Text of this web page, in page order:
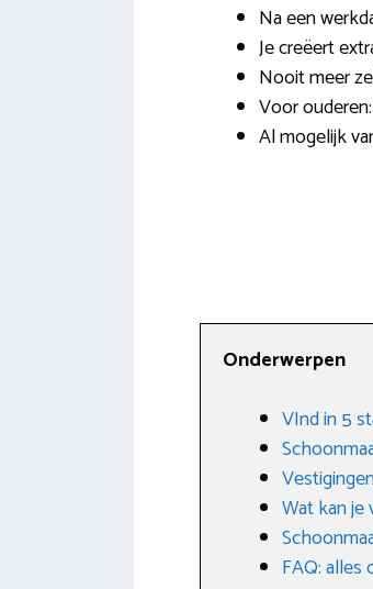
Na een
Je creëert
Nooit meer
Voor
Al mogelijk
Onderwerpen
VInd in 5
Wat kan
FAQ: